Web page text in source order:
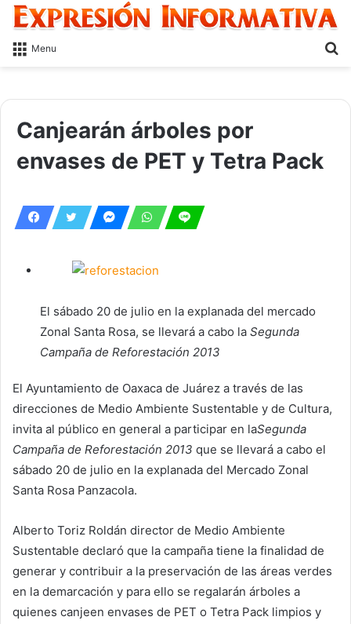
Menu
Canjearán árboles por
envases de PET y Tetra Pack
El sábado 20 de julio en la explanada del mercado
Zonal Santa Rosa, se llevará a cabo la Segunda
Campaña de Reforestación 2013
El Ayuntamiento de Oaxaca de Juárez a través de las
direcciones de Medio Ambiente Sustentable y de Cultura,
invita al público en general a participar en laSegunda
Campaña de Reforestación 2013 que se llevará a cabo el
sábado 20 de julio en la explanada del Mercado Zonal
Santa Rosa Panzacola.
Alberto Toriz Roldán director de Medio Ambiente
Sustentable declaró que la campaña tiene la finalidad de
generar y contribuir a la preservación de las áreas verdes
en la demarcación y para ello se regalarán árboles a
quienes canjeen envases de PET o Tetra Pack limpios y